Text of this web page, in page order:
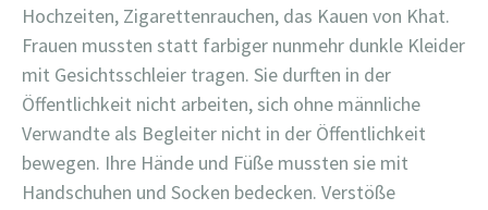
Hochzeiten, Zigarettenrauchen, das Kauen von Khat.
Frauen mussten statt farbiger nunmehr dunkle Kleider
mit Gesichtsschleier tragen. Sie durften in der
Öffentlichkeit nicht arbeiten, sich ohne männliche
Verwandte als Begleiter nicht in der Öffentlichkeit
bewegen. Ihre Hände und Füße mussten sie mit
Handschuhen und Socken bedecken. Verstöße